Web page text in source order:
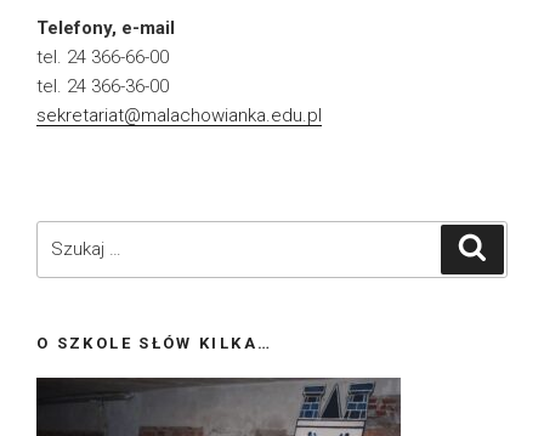
Telefony, e-mail
tel. 24 366-66-00
tel. 24 366-36-00
sekretariat@malachowianka.edu.pl
O SZKOLE SŁÓW KILKA…